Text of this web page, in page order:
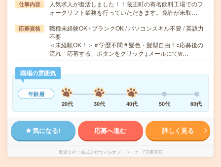
仕事内容
人気求人が復活しました！！蔵王町の有名飲料工場でのフ
ォークリフト業務を行っていただきます。免許が未取…
応募資格
職種未経験OK / ブランクOK / パソコンスキル不要 / 英語力
不要
＜未経験OK！＞＃学歴不問＃髪色・髪型自由！○応募後の
流れ「応募する」ボタンをクリック↓メールにてw…
職場の雰囲気
年齢層
20代
30代 40代 50代 60代
気になる! 応募へ進む 詳しく見る
派遣会社 株式会社ウィルオブ・ワーク FO事業部